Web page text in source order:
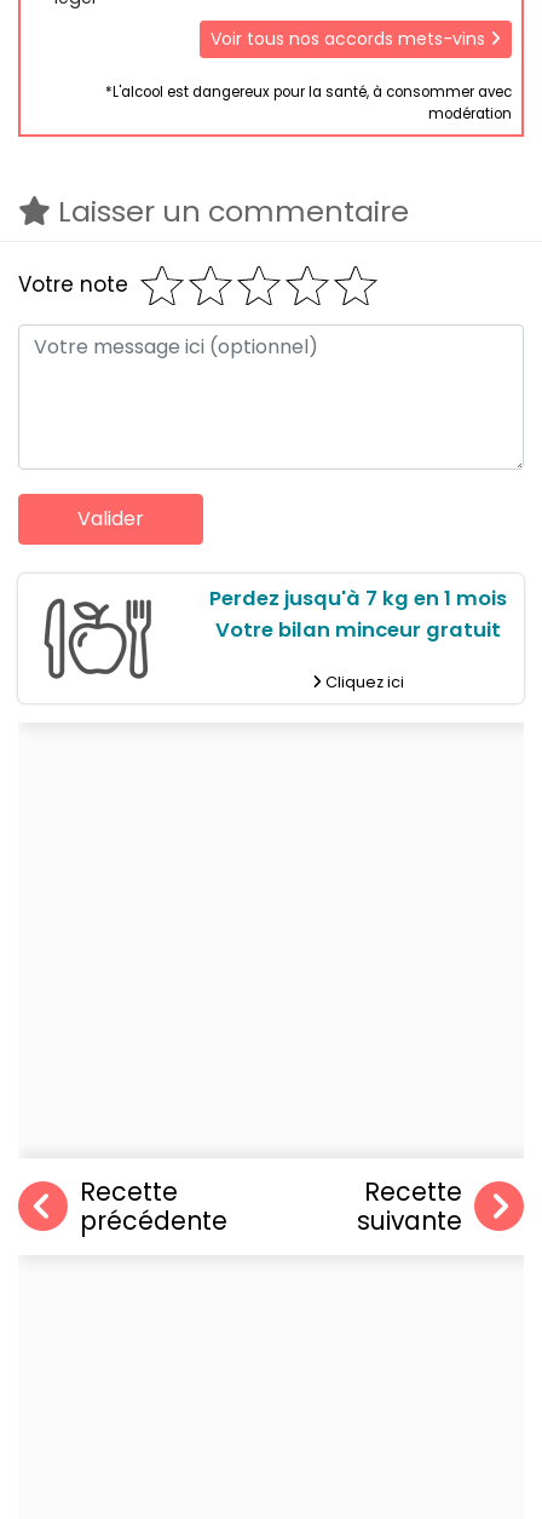
Voir tous nos accords mets-vins
*L'alcool est dangereux pour la santé, à consommer avec
modération
Laisser un commentaire
Votre note
Perdez jusqu'à 7 kg en 1 mois
Votre bilan minceur gratuit
Cliquez ici
Recette
précédente
Recette
suivante